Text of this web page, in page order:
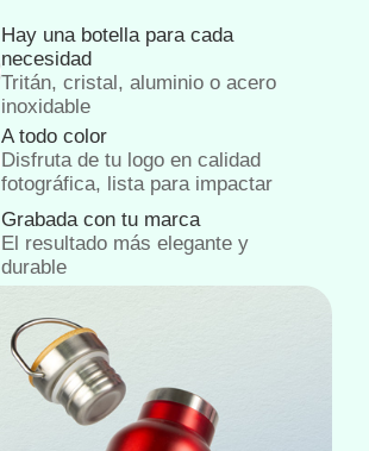
Hay una botella para cada
necesidad
Tritán, cristal, aluminio o acero
inoxidable
A todo color
Disfruta de tu logo en calidad
fotográfica, lista para impactar
Grabada con tu marca
El resultado más elegante y
durable